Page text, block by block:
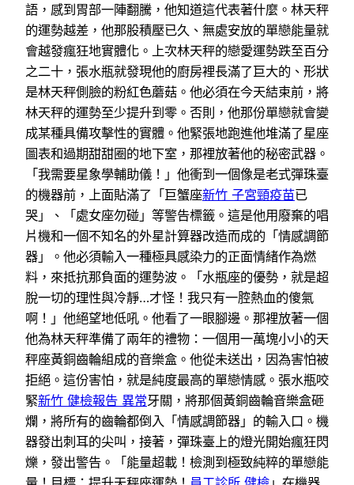
語，感到胃部一陣翻騰，他知道這代表著什麼。林天秤
的運勢越差，他那股積壓已久、無處安放的單戀能量就
會越發瘋狂地實體化。上次林天秤的戀愛運勢跌至百分
之二十，張水瓶就發現他的廚房裡長滿了巨大的、形狀
是林天秤側臉的粉紅色蘑菇。他必須在今天結束前，將
林天秤的運勢至少提升到零。否則，他那份單戀就會變
成某種具備攻擊性的實體。他緊張地跑進他堆滿了星座
圖表和過期甜甜圈的地下室，那裡放著他的秘密武器。
「我需要星象學輔助儀！」他衝到一個像是老式彈珠臺
的機器前，上面貼滿了「巨蟹座新竹 子宮頸疫苗已
哭」、「處女座勿碰」等警告標籤。這是他用廢棄的唱
片機和一個不知名的外星計算器改造而成的「情感調節
器」。他必須輸入一種極具感染力的正面情緒作為燃
料，來抵抗那負面的運勢波。「水瓶座的優勢，就是超
脫一切的理性與冷靜…才怪！我只有一腔熱血的傻氣
啊！」他絕望地低吼。他看了一眼腳邊。那裡放著一個
他為林天秤準備了兩年的禮物：一個用一萬塊小小的天
秤座黃銅齒輪組成的音樂盒。他從未送出，因為害怕被
拒絕。這份害怕，就是純度最高的單戀情感。張水瓶咬
緊新竹 健檢報告 異常牙關，將那個黃銅齒輪音樂盒砸
爛，將所有的齒輪都倒入「情感調節器」的輸入口。機
器發出刺耳的尖叫，接著，彈珠臺上的燈光開始瘋狂閃
爍，發出警告。「能量超載！檢測到極致純粹的單戀能